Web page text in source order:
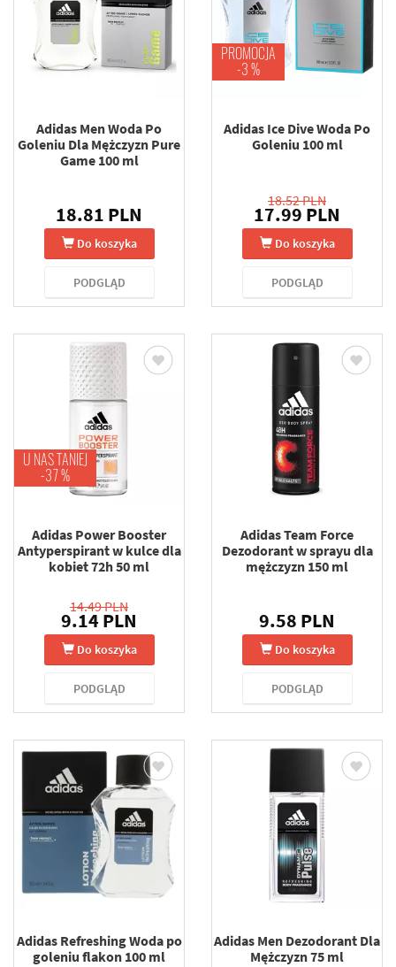
Adidas Men Woda Po
Goleniu Dla Mężczyzn Pure
Game 100 ml
18.81 PLN
Do koszyka
PODGLĄD
PROMOCJA
-3 %
Adidas Ice Dive Woda Po
Goleniu 100 ml
18.52 PLN
17.99 PLN
Do koszyka
PODGLĄD
U NAS TANIEJ
-37 %
Adidas Power Booster
Antyperspirant w kulce dla
kobiet 72h 50 ml
14.49 PLN
9.14 PLN
Do koszyka
PODGLĄD
Adidas Team Force
Dezodorant w sprayu dla
mężczyzn 150 ml
9.58 PLN
Do koszyka
PODGLĄD
Adidas Refreshing Woda po
goleniu flakon 100 ml
Adidas Men Dezodorant Dla
Mężczyzn 75 ml